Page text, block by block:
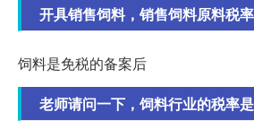
开具销售饲料，销售饲料原料税
饲料是免税的备案后
老师请问一下，饲料行业的税率